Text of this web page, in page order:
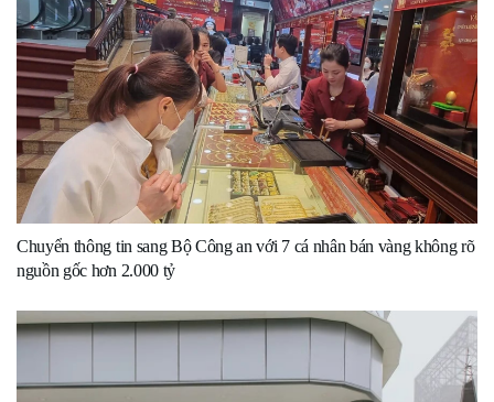
Chuyển thông tin sang Bộ Công an với 7 cá nhân bán vàng không rõ
nguồn gốc hơn 2.000 tỷ